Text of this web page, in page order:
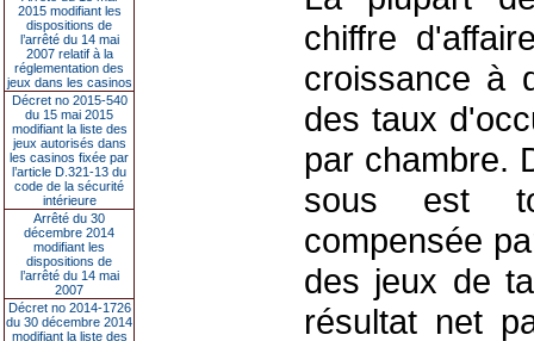
2015 modifiant les
dispositions de
l’arrêté du 14 mai
2007 relatif à la
réglementation des
jeux dans les casinos
Décret no 2015-540
du 15 mai 2015
modifiant la liste des
jeux autorisés dans
les casinos fixée par
l’article D.321-13 du
code de la sécurité
intérieure
Arrêté du 30
décembre 2014
modifiant les
dispositions de
l’arrêté du 14 mai
2007
Décret no 2014-1726
du 30 décembre 2014
modifiant la liste des
chiffre
croissance à
des taux
par chambre.
sous est
compensée
des jeux de
résultat net